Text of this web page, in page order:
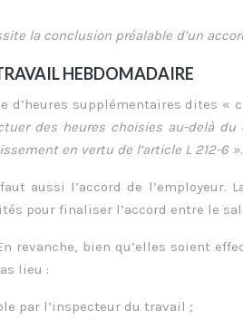
la conclusion préalable d’un
HEBDOMADAIRE
d’heures supplémentaires dites «
des heures choisies au-delà du
en vertu de l’article L 212-6 ».
aussi l’accord de l’employeur.
pour finaliser l’accord entre le
revanche, bien qu’elles soient
lieu :
par l’inspecteur du travail ;